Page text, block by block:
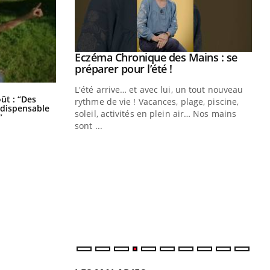
: “Des Les troubles du sommeil modifient
votre cerveau !
: et si on
chez les
les soignants.
Youtube
Eczéma Chronique des Mains : se
préparer pour l’été !Youtube
L'été arrive… et avec lui, un tout nouveau
rythme de vie ! Vacances, plage, piscine,
soleil, activités en plein air… Nos mains
sont ...